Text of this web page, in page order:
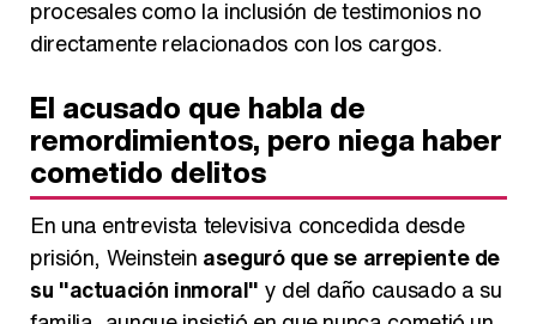
procesales como la inclusión de testimonios no
directamente relacionados con los cargos.
El acusado que habla de
remordimientos, pero niega haber
cometido delitos
En una entrevista televisiva concedida desde
prisión, Weinstein aseguró que se arrepiente de
su "actuación inmoral" y del daño causado a su